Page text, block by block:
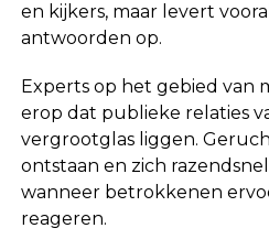
en kijkers, maar levert
antwoorden op.
Experts op het gebied van
erop dat publieke relaties
vergrootglas liggen.
ontstaan en zich
wanneer betrokkenen
reageren.